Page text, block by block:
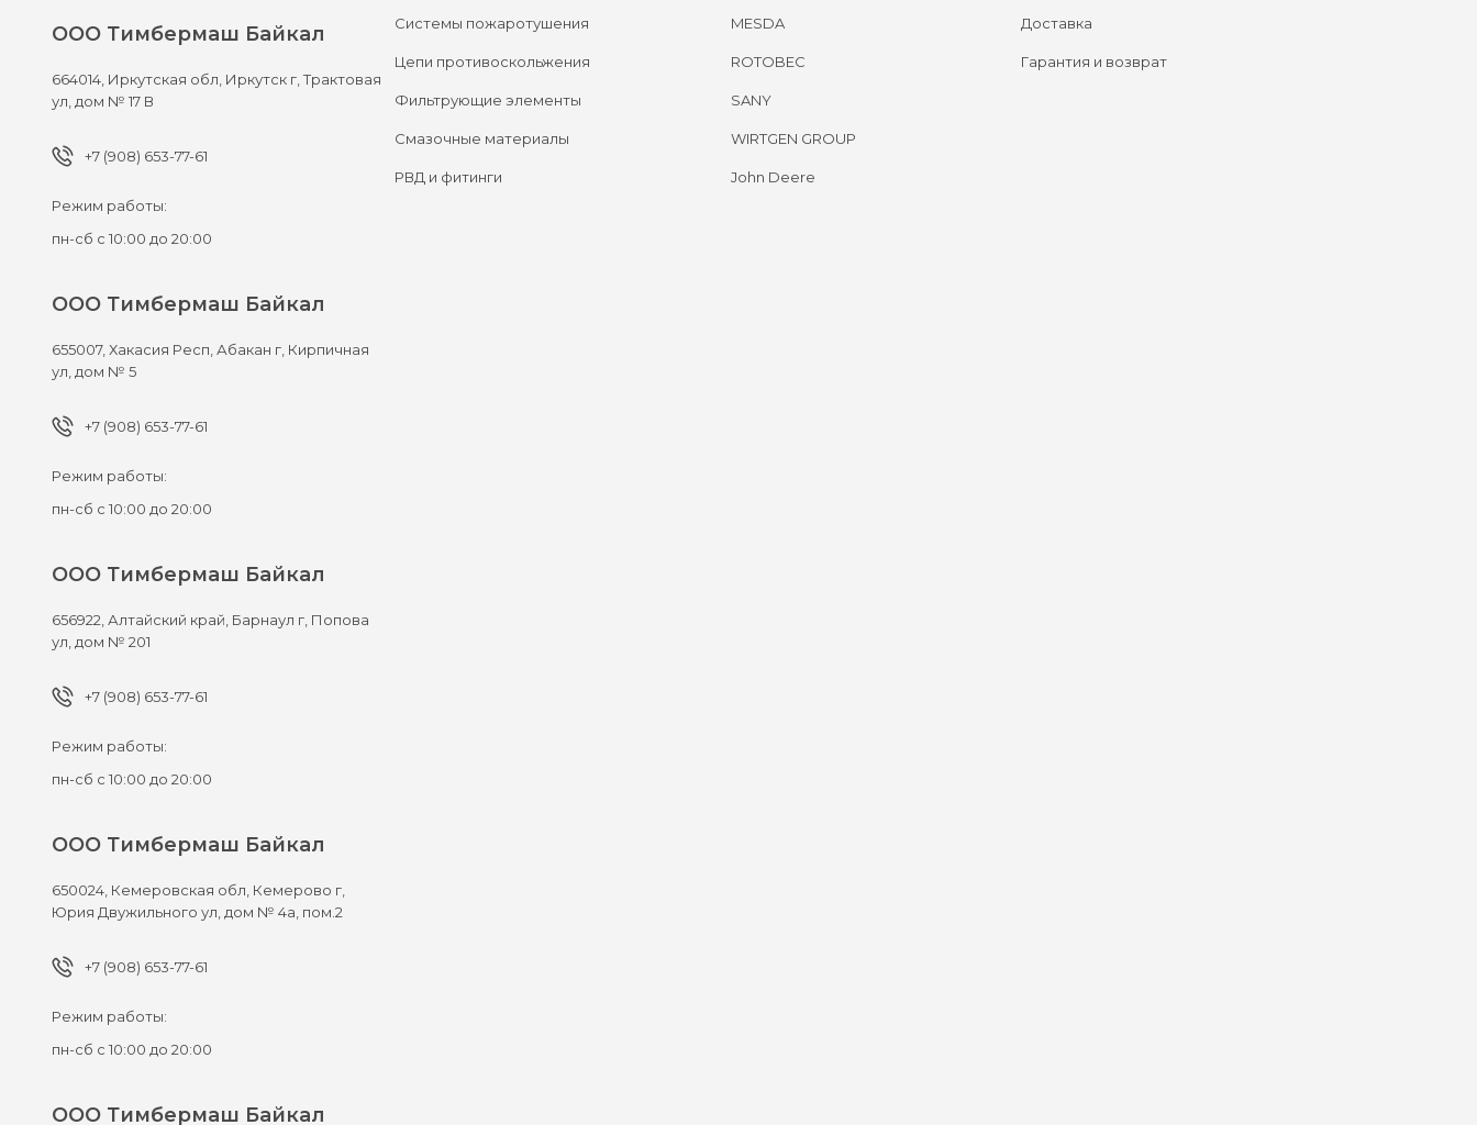
ООО Тимбермаш Байкал
664014, Иркутская обл, Иркутск г,Трактовая
ул, дом № 17 В
+7 (908) 653-77-61
Режим работы:
пн-сб с 10:00 до 20:00
ООО Тимбермаш Байкал
655007,Хакасия Респ, Абакан г, Кирпичная
ул, дом № 5
+7 (908) 653-77-61
Режим работы:
пн-сб с 10:00 до 20:00
ООО Тимбермаш Байкал
656922, Алтайский край, Барнаул г, Попова
ул, дом № 201
+7 (908) 653-77-61
Режим работы:
пн-сб с 10:00 до 20:00
ООО Тимбермаш Байкал
650024, Кемеровская обл, Кемерово г,
Юрия Двужильного ул, дом № 4а, пом.2
+7 (908) 653-77-61
Режим работы:
пн-сб с 10:00 до 20:00
ООО Тимбермаш Байкал
Системы пожаротушения
Цепи противоскольжения
Фильтрующие элементы
Смазочные материалы
РВД и фитинги
MESDA
ROTOBEC
SANY
WIRTGEN GROUP
John Deere
Доставка
Гарантия и возврат